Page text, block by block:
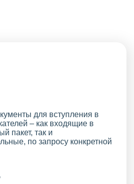
для вступления в
– как входящие в
пакет, так и
по запросу конкретной